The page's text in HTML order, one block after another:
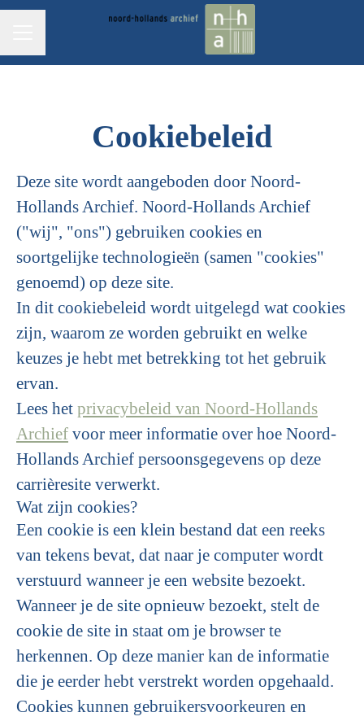
Cookiebeleid
Deze site wordt aangeboden door Noord-
Hollands Archief. Noord-Hollands Archief
("wij", "ons") gebruiken cookies en
soortgelijke technologieën (samen "cookies"
genoemd) op deze site.
In dit cookiebeleid wordt uitgelegd wat cookies
zijn, waarom ze worden gebruikt en welke
keuzes je hebt met betrekking tot het gebruik
ervan.
Lees het privacybeleid van Noord-Hollands
Archief voor meer informatie over hoe Noord-
Hollands Archief persoonsgegevens op deze
carrièresite verwerkt.
Wat zijn cookies?
Een cookie is een klein bestand dat een reeks
van tekens bevat, dat naar je computer wordt
verstuurd wanneer je een website bezoekt.
Wanneer je de site opnieuw bezoekt, stelt de
cookie de site in staat om je browser te
herkennen. Op deze manier kan de informatie
die je eerder hebt verstrekt worden opgehaald.
Cookies kunnen gebruikersvoorkeuren en